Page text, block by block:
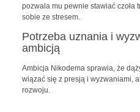
pozwala mu pewnie stawiać czoła
sobie ze stresem.
Potrzeba uznania i
ambicją
Ambicja Nikodema sprawia, że
wiązać się z presją i wyzwaniami,
rozwoju.